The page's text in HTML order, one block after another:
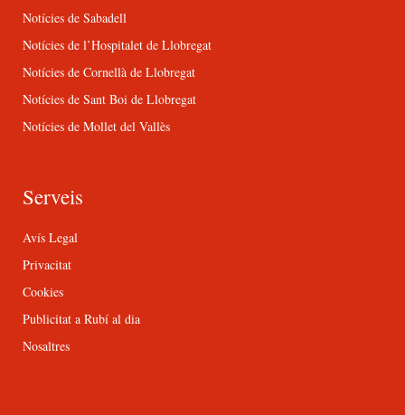
Notícies de Sabadell
Notícies de l’Hospitalet de Llobregat
Notícies de Cornellà de Llobregat
Notícies de Sant Boi de Llobregat
Notícies de Mollet del Vallès
Serveis
Avís Legal
Privacitat
Cookies
Publicitat a Rubí al dia
Nosaltres